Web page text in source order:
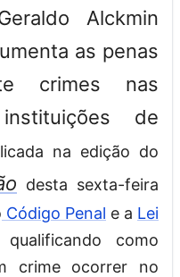
Alckmin
as penas
crimes nas
de
na edição do
desta sexta-feira
Código Penal e a Lei
como
crime ocorrer no